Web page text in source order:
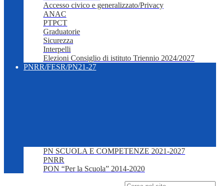
Accesso civico e generalizzato/Privacy
ANAC
PTPCT
Graduatorie
Sicurezza
Interpelli
Elezioni Consiglio di istituto Triennio 2024/2027
PNRR/FESR/PN21-27
PN SCUOLA E COMPETENZE 2021-2027
PNRR
PON “Per la Scuola” 2014-2020